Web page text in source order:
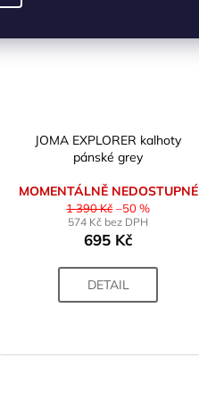
JOMA EXPLORER kalhoty
pánské grey
MOMENTÁLNĚ NEDOSTUPNÉ
1 390 Kč –50 %
574 Kč bez DPH
695 Kč
DETAIL